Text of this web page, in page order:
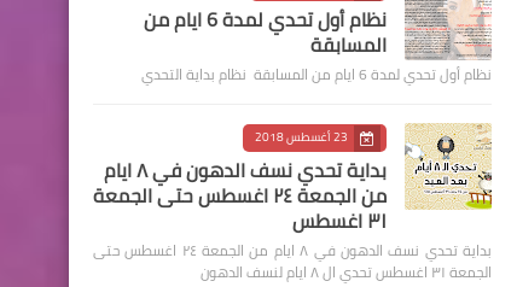
نظام أول تحدي لمدة 6 ايام من
المسابقة
نظام أول تحدي لمدة 6 ايام من المسابقة نظام بداية التحدي
23 أغسطس 2018
بداية تحدي نسف الدهون في ٨ ايام
من الجمعة ٢٤ اغسطس حتى الجمعة
٣١ اغسطس
بداية تحدي نسف الدهون في ٨ ايام من الجمعة ٢٤ اغسطس حتى
الجمعة ٣١ اغسطس تحدي ال ٨ ايام لنسف الدهون